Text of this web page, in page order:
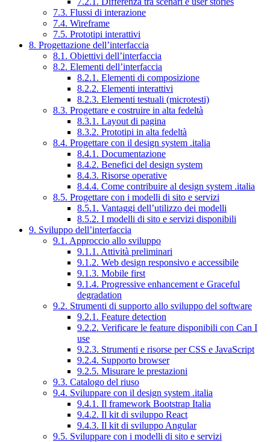
7.3. Flussi di interazione
7.4. Wireframe
7.5. Prototipi interattivi
8. Progettazione dell’interfaccia
8.1. Obiettivi dell’interfaccia
8.2. Elementi dell’interfaccia
8.2.1. Elementi di composizione
8.2.2. Elementi interattivi
8.2.3. Elementi testuali (microtesti)
8.3. Progettare e costruire in alta fedeltà
8.3.1. Layout di pagina
8.3.2. Prototipi in alta fedeltà
8.4. Progettare con il design system .italia
8.4.1. Documentazione
8.4.2. Benefici del design system
8.4.3. Risorse operative
8.4.4. Come contribuire al design system .italia
8.5. Progettare con i modelli di sito e servizi
8.5.1. Vantaggi dell’utilizzo dei modelli
8.5.2. I modelli di sito e servizi disponibili
9. Sviluppo dell’interfaccia
9.1. Approccio allo sviluppo
9.1.1. Attività preliminari
9.1.2. Web design responsivo e accessibile
9.1.3. Mobile first
9.1.4. Progressive enhancement e Graceful
degradation
9.2. Strumenti di supporto allo sviluppo del software
9.2.1. Feature detection
9.2.2. Verificare le feature disponibili con Can I
use
9.2.3. Strumenti e risorse per CSS e JavaScript
9.2.4. Supporto browser
9.2.5. Misurare le prestazioni
9.3. Catalogo del riuso
9.4. Sviluppare con il design system .italia
9.4.1. Il framework Bootstrap Italia
9.4.2. Il kit di sviluppo React
9.4.3. Il kit di sviluppo Angular
9.5. Sviluppare con i modelli di sito e servizi